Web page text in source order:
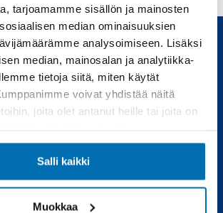
tarjoamamme sisällön ja mainosten
median ominaisuuksien
analysoimiseen. Lisäksi
median, mainosalan ja analytiikka-
tietoja siitä, miten käytät
voivat yhdistää näitä
joita olet antanut heille tai joita on
Salli kaikki
Muokkaa
sekä huollot joka tarpeeseen.
Huolto
Vauriokorjaus